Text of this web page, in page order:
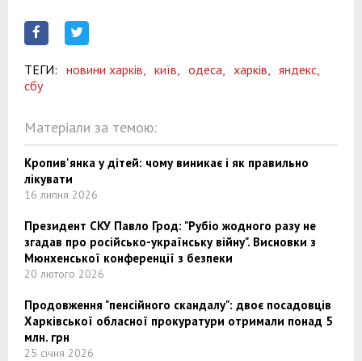
ТЕГИ: новини харків, київ, одеса, харків,
яндекс,
сбу
Матеріали за темою:
Кропив'янка у дітей: чому виникає і як правильно
лікувати
16 липня 2026
Президент СКУ Павло Грод: "Рубіо жодного разу не
згадав про російсько-українську війну". Висновки з
Мюнхенської конференції з безпеки
20 лютого 2026
Продовження "пенсійного скандалу": двоє посадовців
Харківської обласної прокуратури отримали понад 5
млн. грн
25 січня 2026